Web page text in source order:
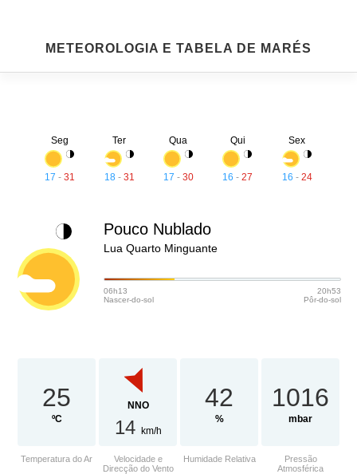
METEOROLOGIA E TABELA DE MARÉS
Lua Quarto Minguante
Pouco Nublado
06h13
Nascer-do-sol
20h53
Pôr-do-sol
Seg
17 -31
Ter
18- 31
Qua
17 - 30
Qui
16 -27
Sex
16 - 24
25
ºC
Temperatura do Ar
NNO
14 km/h
Velocidade e
Direcção do Vento
42
%
Humidade Relativa
1016
mbar
Pressão
Atmosférica